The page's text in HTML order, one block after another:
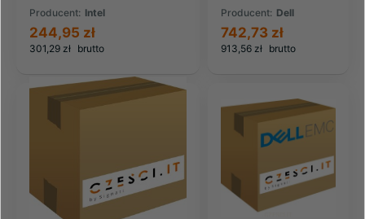
Producent: Intel
301,29 zł brutto
244,95 zł
Producent: Dell
913,56 zł brutto
742,73 zł